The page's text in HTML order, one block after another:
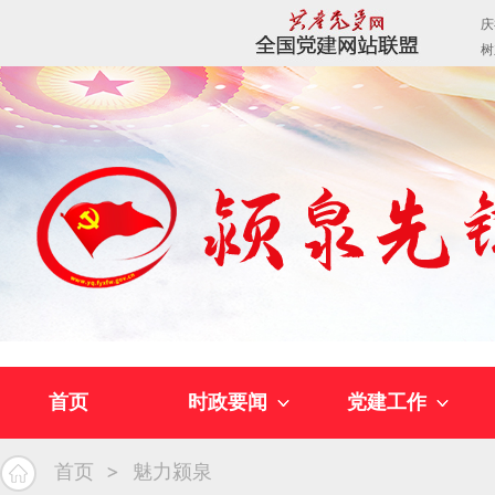
首页 时政要闻 党建工作
首页 魅力颍泉